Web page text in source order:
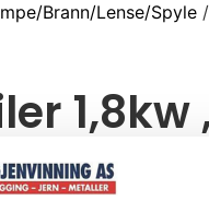
Brann/Lense/Spyle/
1,8kw